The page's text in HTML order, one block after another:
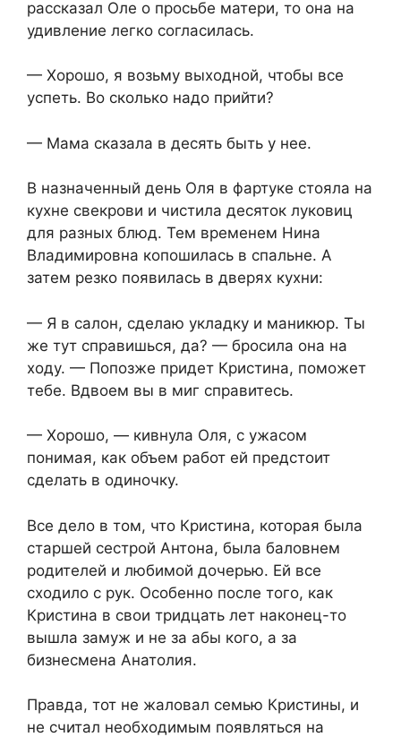
рассказал Оле о просьбе матери, то она на
удивление легко согласилась.
— Хорошо, я возьму выходной, чтобы все
успеть. Во сколько надо прийти?
— Мама сказала в десять быть у нее.
В назначенный день Оля в фартуке стояла на
кухне свекрови и чистила десяток луковиц
для разных блюд. Тем временем Нина
Владимировна копошилась в спальне. А
затем резко появилась в дверях кухни:
— Я в салон, сделаю укладку и маникюр. Ты
же тут справишься, да? — бросила она на
ходу. — Попозже придет Кристина, поможет
тебе. Вдвоем вы в миг справитесь.
— Хорошо, — кивнула Оля, с ужасом
понимая, как объем работ ей предстоит
сделать в одиночку.
Все дело в том, что Кристина, которая была
старшей сестрой Антона, была баловнем
родителей и любимой дочерью. Ей все
сходило с рук. Особенно после того, как
Кристина в свои тридцать лет наконец-то
вышла замуж и не за абы кого, а за
бизнесмена Анатолия.
Правда, тот не жаловал семью Кристины, и
не считал необходимым появляться на